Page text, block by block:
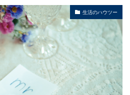
生活のハウツー